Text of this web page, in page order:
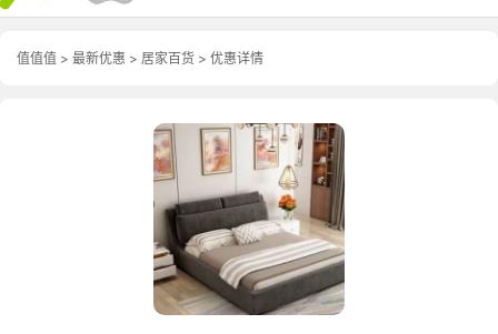
值值值 > 最新优惠 > 居家百货 > 优惠详情